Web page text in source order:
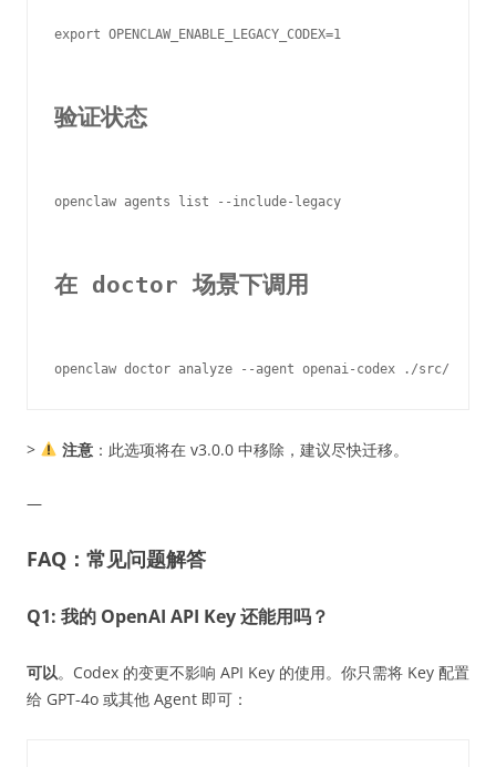
export OPENCLAW_ENABLE_LEGACY_CODEX=1
验证状态
openclaw agents list --include-legacy
在 doctor 场景下调用
> 注意：此选项将在 v3.0.0 中移除，建议尽快迁移。
—
FAQ：常见问题解答
Q1: 我的 OpenAI API Key 还能用吗？
可以。Codex 的变更不影响 API Key 的使用。你只需将 Key 配置
给 GPT-4o 或其他 Agent 即可：